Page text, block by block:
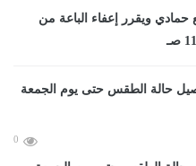
ويقرر إعفاء الباعة من
0